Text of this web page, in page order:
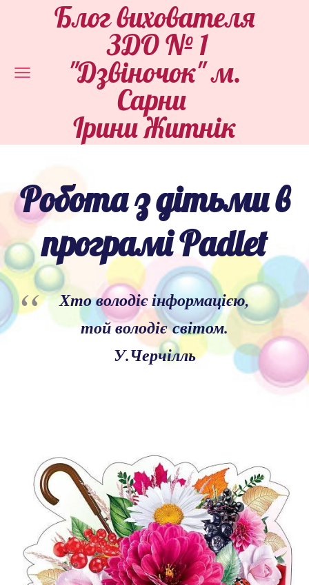
Блог вихователя
ЗДО № 1
"Дзвіночок" м.
Сарни
Ірини Житнік
Робота з дітьми в
програмі Padlet
Хто володіє інформацією,
той володіє світом.
У.Черчілль